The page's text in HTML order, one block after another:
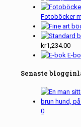
Fotoböcker
kr1,234.00
E-
Senaste
0